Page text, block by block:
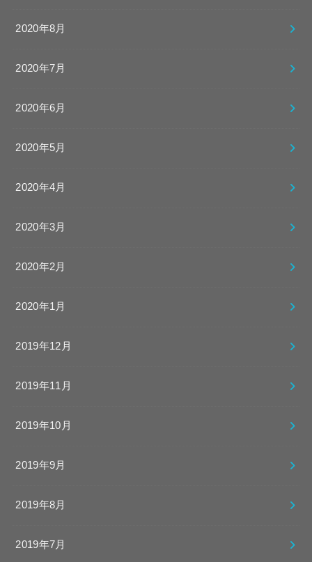
2020年8月
2020年7月
2020年6月
2020年5月
2020年4月
2020年3月
2020年2月
2020年1月
2019年12月
2019年11月
2019年10月
2019年9月
2019年8月
2019年7月